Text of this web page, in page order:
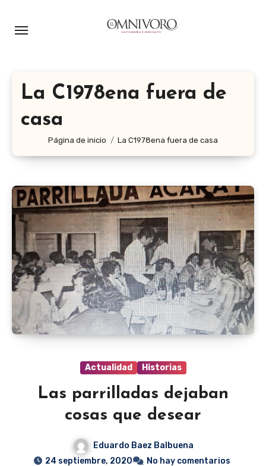
La C1978ena fuera de
casa
Página de inicio La C1978ena fuera de casa
Actualidad Historias
Las parrilladas dejaban
cosas que desear
Eduardo Baez Balbuena
24 septiembre, 2020
No hay comentarios